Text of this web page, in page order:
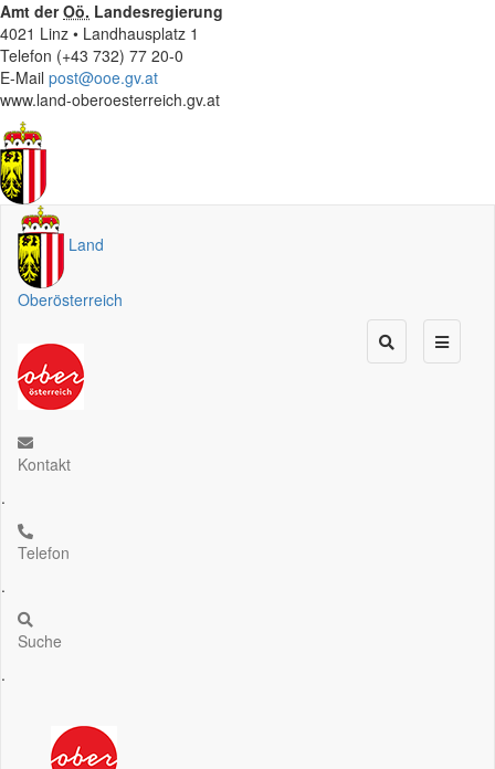
Amt derOö. Landesregierung
4021 Linz • Landhausplatz 1
Telefon (+43 732) 77 20-0
E-Mail post@ooe.gv.at
www.land-oberoesterreich.gv.at
Land
Oberösterreich
Kontakt
.
Telefon
.
Suche
.